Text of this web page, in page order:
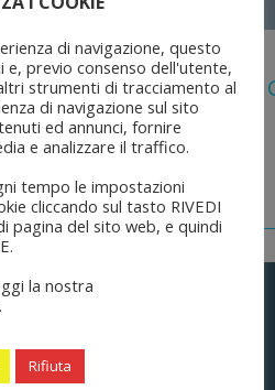
2026 N. 137 “delega
Forense”
di navigazione, questo
e, previo consenso dell'utente,
strumenti di tracciamento al
di navigazione sul sito
ed annunci, fornire
e analizzare il traffico.
tempo le impostazioni
cliccando sul tasto RIVEDI
pagina del sito web, e quindi
la nostra
.
Rifiuta